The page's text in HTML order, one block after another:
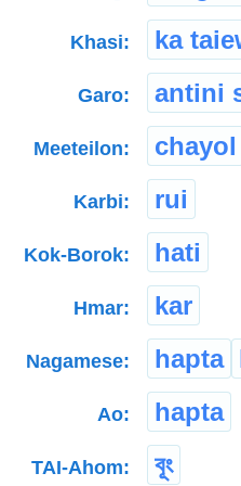
Khasi: ka
Garo: antini
Meeteilon: chayol
Karbi: rui
Kok-Borok: hati
Hmar: kar
Nagamese: hapta
Ao: hapta
TAI-Ahom: বূং